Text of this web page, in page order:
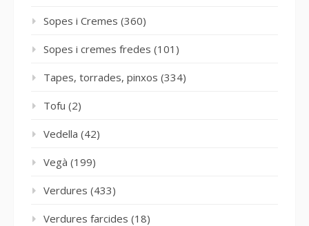
Sopes i Cremes (360)
Sopes i cremes fredes (101)
Tapes, torrades, pinxos (334)
Tofu (2)
Vedella (42)
Vegà (199)
Verdures (433)
Verdures farcides (18)